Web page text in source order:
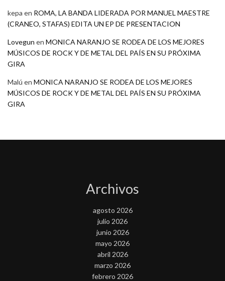
kepa en ROMA, LA BANDA LIDERADA POR MANUEL MAESTRE
(CRANEO, STAFAS) EDITA UN EP DE PRESENTACION
Lovegun en MONICA NARANJO SE RODEA DE LOS MEJORES
MÚSICOS DE ROCK Y DE METAL DEL PAÍS EN SU PRÓXIMA
GIRA
Malú en MONICA NARANJO SE RODEA DE LOS MEJORES
MÚSICOS DE ROCK Y DE METAL DEL PAÍS EN SU PRÓXIMA
GIRA
Archivos
agosto 2026
julio 2026
junio 2026
mayo 2026
abril 2026
marzo 2026
febrero 2026